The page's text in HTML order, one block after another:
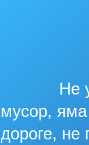
Не
мусор,
дороге, не